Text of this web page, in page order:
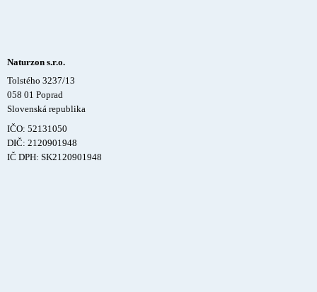
Naturzon s.r.o.
Tolstého 3237/13
058 01 Poprad
Slovenská republika
IČO: 52131050
DIČ: 2120901948
IČ DPH: SK2120901948